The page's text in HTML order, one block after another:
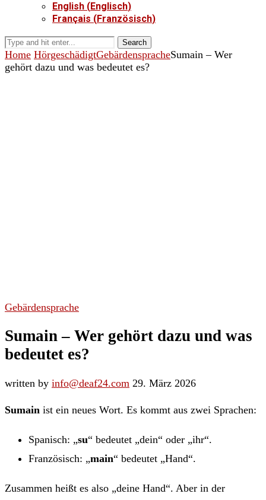
English (Englisch)
Français (Französisch)
Search
Home HörgeschädigtGebärdenspracheSumain – Wer
gehört dazu und was bedeutet es?
Gebärdensprache
Sumain – Wer gehört dazu und was
bedeutet es?
written by info@deaf24.com 29. März 2026
Sumain ist ein neues Wort. Es kommt aus zwei Sprachen:
Spanisch: „su“ bedeutet „dein“ oder „ihr“.
Französisch: „main“ bedeutet „Hand“.
Zusammen heißt es also „deine Hand“. Aber in der